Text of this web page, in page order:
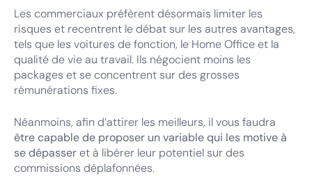
Les commerciaux préfèrent désormais limiter les
risques et recentrent le débat sur les autres avantages,
tels que les voitures de fonction, le Home Office et la
qualité de vie au travail. Ils négocient moins les
packages et se concentrent sur des grosses
rémunérations fixes.
Néanmoins, afin d’attirer les meilleurs, il vous faudra
être capable de proposer un variable qui les motive à
se dépasseret à libérer leur potentiel sur des
commissions déplafonnées.